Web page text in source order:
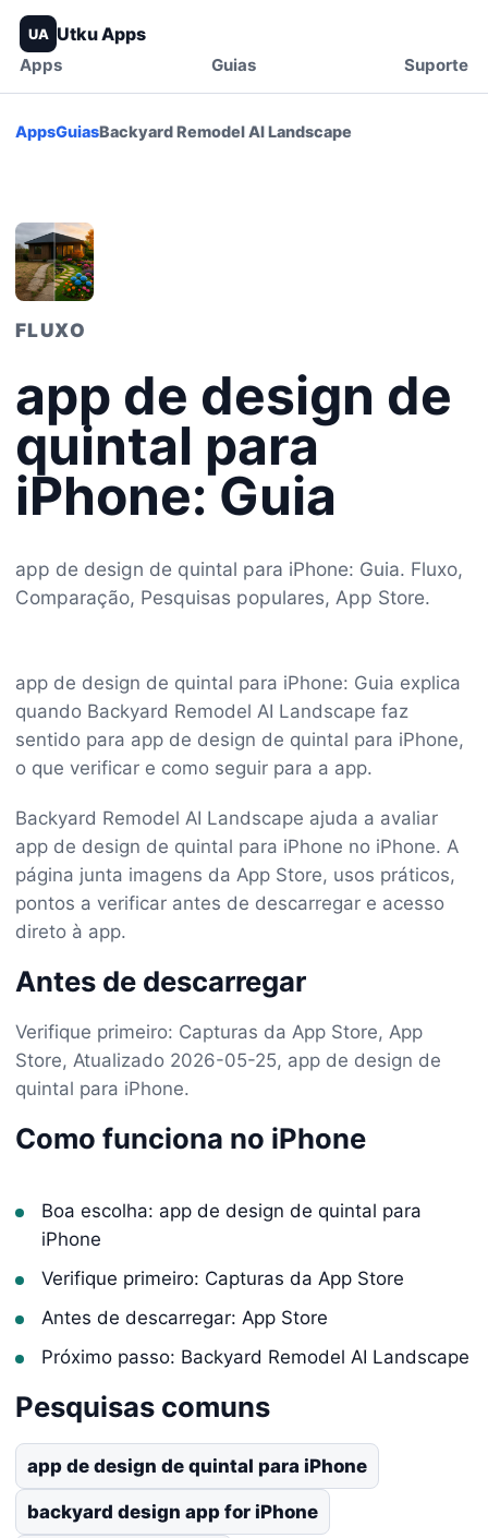
UA Utku Apps
Apps Guias Suporte
AppsGuiasBackyard Remodel AI Landscape
FLUXO
app de design de
quintal para
iPhone: Guia
app de design de quintal para iPhone: Guia. Fluxo,
Comparação, Pesquisas populares, App Store.
app de design de quintal para iPhone: Guia explica
quando Backyard Remodel AI Landscape faz
sentido para app de design de quintal para iPhone,
o que verificar e como seguir para a app.
Backyard Remodel AI Landscape ajuda a avaliar
app de design de quintal para iPhone no iPhone. A
página junta imagens da App Store, usos práticos,
pontos a verificar antes de descarregar e acesso
direto à app.
Antes de descarregar
Verifique primeiro: Capturas da App Store, App
Store, Atualizado 2026-05-25, app de design de
quintal para iPhone.
Como funciona no iPhone
Boa escolha: app de design de quintal para
iPhone
Verifique primeiro: Capturas da App Store
Antes de descarregar: App Store
Próximo passo: Backyard Remodel AI Landscape
Pesquisas comuns
app de design de quintal para iPhone
backyard design app for iPhone